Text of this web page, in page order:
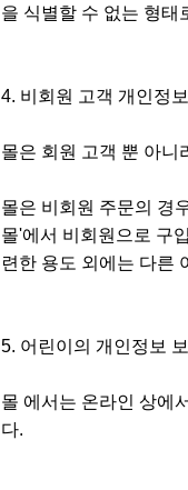
을 식별할 수 없는 형
4. 비회원 고객 개인정
몰은 회원 고객 뿐 아
몰은 비회원 주문의 경
몰'에서 비회원으로 구
련한 용도 외에는 다른
5. 어린이의 개인정보
몰 에서는 온라인 상에
다.